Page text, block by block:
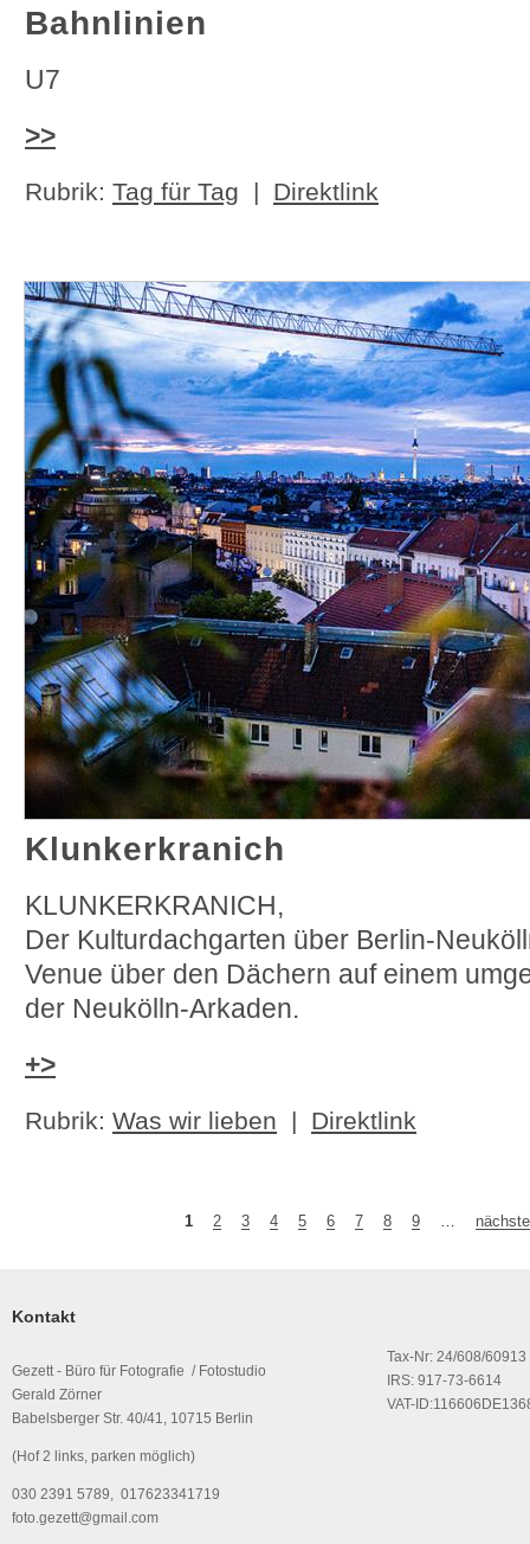
Bahnlinien
U7
>>
Rubrik: Tag für Tag | Direktlink
Klunkerkranich
KLUNKERKRANICH,
Der Kulturdachgarten über Berlin-
Venue über den Dächern auf einem
der Neukölln-Arkaden.
+>
Rubrik: Was wir lieben | Direktlink
1 2 3 4 5 6 7 8 9 …
Kontakt
Gezett - Büro für Fotografie / Fotostudio
Gerald Zörner
Babelsberger Str. 40/41, 10715 Berlin
(Hof 2 links, parken möglich)
030 2391 5789, 017623341719
foto.gezett@gmail.com
Tax-Nr: 24/608/60913
IRS: 917-73-6614
VAT-